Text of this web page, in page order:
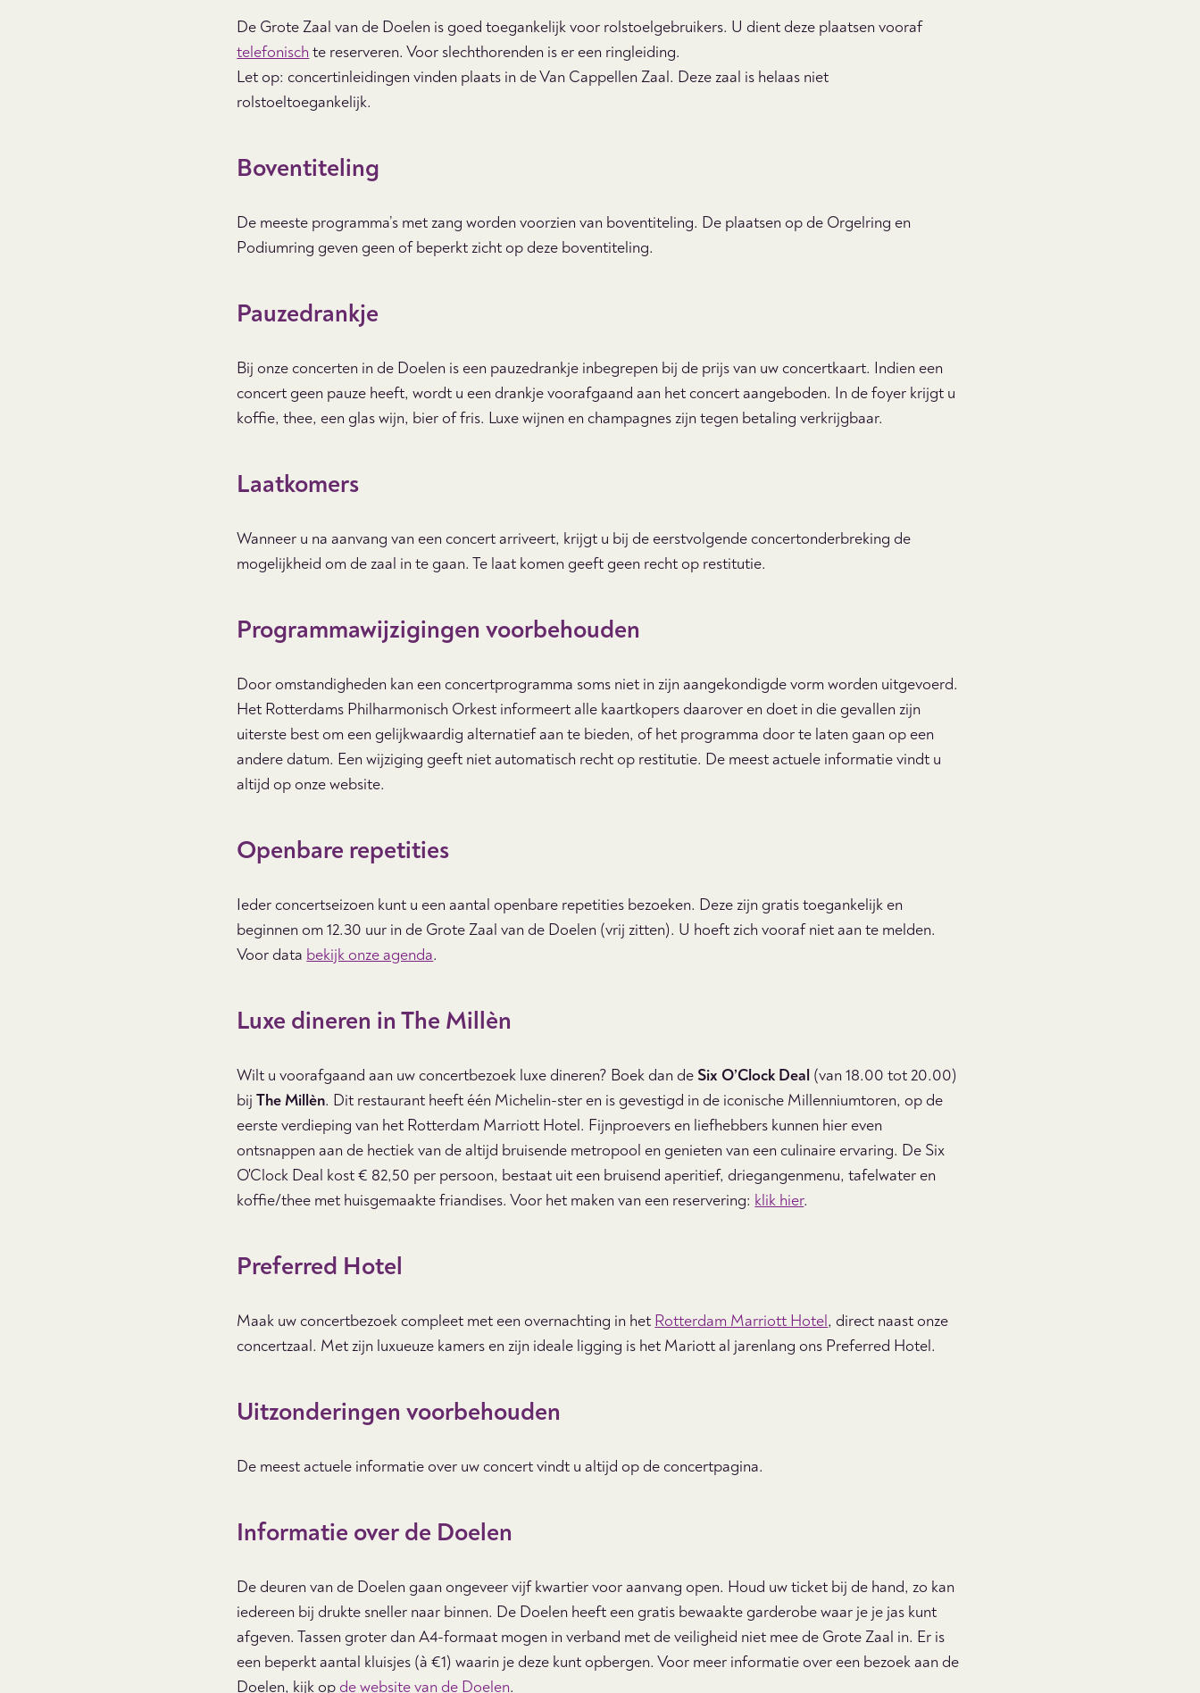
De Grote Zaal van de Doelen is goed toegankelijk voor rolstoelgebruikers. U dient deze plaatsen vooraf
telefonisch te reserveren. Voor slechthorenden is er een ringleiding.
Let op: concertinleidingen vinden plaats in de Van Cappellen Zaal. Deze zaal is helaas niet
rolstoeltoegankelijk.
Boventiteling
De meeste programma’s met zang worden voorzien van boventiteling. De plaatsen op de Orgelring en
Podiumring geven geen of beperkt zicht op deze boventiteling.
Pauzedrankje
Bij onze concerten in de Doelen is een pauzedrankje inbegrepen bij de prijs van uw concertkaart. Indien een
concert geen pauze heeft, wordt u een drankje voorafgaand aan het concert aangeboden. In de foyer krijgt u
koffie, thee, een glas wijn, bier of fris. Luxe wijnen en champagnes zijn tegen betaling verkrijgbaar.
Laatkomers
Wanneer u na aanvang van een concert arriveert, krijgt u bij de eerstvolgende concertonderbreking de
mogelijkheid om de zaal in te gaan. Te laat komen geeft geen recht op restitutie.
Programmawijzigingen voorbehouden
Door omstandigheden kan een concertprogramma soms niet in zijn aangekondigde vorm worden uitgevoerd.
Het Rotterdams Philharmonisch Orkest informeert alle kaartkopers daarover en doet in die gevallen zijn
uiterste best om een gelijkwaardig alternatief aan te bieden, of het programma door te laten gaan op een
andere datum. Een wijziging geeft niet automatisch recht op restitutie. De meest actuele informatie vindt u
altijd op onze website.
Openbare repetities
Ieder concertseizoen kunt u een aantal openbare repetities bezoeken. Deze zijn gratis toegankelijk en
beginnen om 12.30 uur in de Grote Zaal van de Doelen (vrij zitten). U hoeft zich vooraf niet aan te melden.
Voor data bekijk onze agenda.
Luxe dineren in The Millèn
Wilt u voorafgaand aan uw concertbezoek luxe dineren? Boek dan de Six O’Clock Deal (van 18.00 tot 20.00)
bijThe Millèn. Dit restaurant heeft één Michelin-ster en is gevestigd in de iconische Millenniumtoren, op de
eerste verdieping van het Rotterdam Marriott Hotel. Fijnproevers en liefhebbers kunnen hier even
ontsnappen aan de hectiek van de altijd bruisende metropool en genieten van een culinaire ervaring. De Six
O'Clock Deal kost € 82,50 per persoon, bestaat uit een bruisend aperitief, driegangenmenu, tafelwater en
koffie/thee met huisgemaakte friandises. Voor het maken van een reservering: klik hier.
Preferred Hotel
Maak uw concertbezoek compleet met een overnachting in het Rotterdam Marriott Hotel, direct naast onze
concertzaal. Met zijn luxueuze kamers en zijn ideale ligging is het Mariott al jarenlang ons Preferred Hotel.
Uitzonderingen voorbehouden
De meest actuele informatie over uw concert vindt u altijd op de concertpagina.
Informatie over de Doelen
De deuren van de Doelen gaan ongeveer vijf kwartier voor aanvang open. Houd uw ticket bij de hand, zo kan
iedereen bij drukte sneller naar binnen. De Doelen heeft een gratis bewaakte garderobe waar je je jas kunt
afgeven. Tassen groter dan A4-formaat mogen in verband met de veiligheid niet mee de Grote Zaal in. Er is
een beperkt aantal kluisjes (à €1) waarin je deze kunt opbergen. Voor meer informatie over een bezoek aan de
Doelen, kijk op de website van de Doelen.